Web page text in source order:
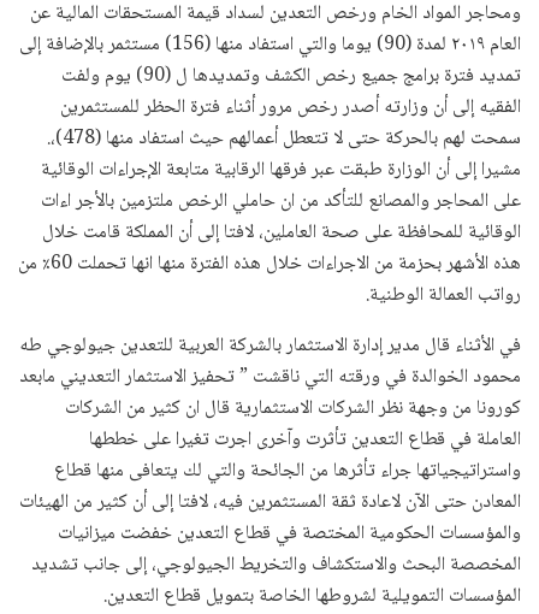
ومحاجر المواد الخام ورخص التعدين لسداد قيمة المستحقات المالية عن
العام ٢٠١٩ لمدة (90) يوما والتي استفاد منها (156) مستثمر بالإضافة إلى
تمديد فترة برامج جميع رخص الكشف وتمديدها ل (90) يوم ولفت
الفقيه إلى أن وزارته أصدر رخص مرور أثناء فترة الحظر للمستثمرين
سمحت لهم بالحركة حتى لا تتعطل أعمالهم حيث استفاد منها (478)،.
مشيرا إلى أن الوزارة طبقت عبر فرقها الرقابية متابعة الإجراءات الوقائية
على المحاجر والمصانع للتأكد من ان حاملي الرخص ملتزمين بالأجر اءات
الوقائية للمحافظة على صحة العاملين، لافتا إلى أن المملكة قامت خلال
هذه الأشهر بحزمة من الاجراءات خلال هذه الفترة منها انها تحملت 60٪ من
رواتب العمالة الوطنية.
في الأثناء قال مدير إدارة الاستثمار بالشركة العربية للتعدين جيولوجي طه
محمود الخوالدة في ورقته التي ناقشت ” تحفيز الاستثمار التعديني مابعد
كورونا من وجهة نظر الشركات الاستثمارية قال ان كثير من الشركات
العاملة في قطاع التعدين تأثرت وآخرى اجرت تغيرا على خططها
واستراتيجياتها جراء تأثرها من الجائحة والتي لك يتعافى منها قطاع
المعادن حتى الآن لاعادة ثقة المستثمرين فيه، لافتا إلى أن كثير من الهيئات
والمؤسسات الحكومية المختصة في قطاع التعدين خفضت ميزانيات
المخصصة البحث والاستكشاف والتخريط الجيولوجي، إلى جانب تشديد
المؤسسات التمويلية لشروطها الخاصة بتمويل قطاع التعدين.